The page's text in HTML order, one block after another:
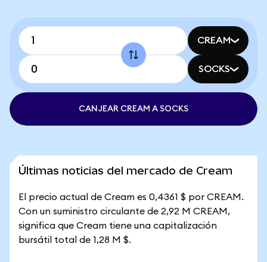
CREAM
SOCKS
CANJEAR CREAM A SOCKS
Últimas noticias del mercado de Cream
El precio actual de Cream es 0,4361 $ por CREAM.
Con un suministro circulante de 2,92 M CREAM,
significa que Cream tiene una capitalización
bursátil total de 1,28 M $.